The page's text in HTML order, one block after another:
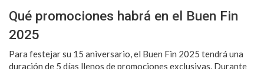
Qué promociones habrá en el Buen Fin
2025
Para festejar su 15 aniversario, el Buen Fin 2025 tendrá una
duración de 5 días llenos de promociones exclusivas. Durante